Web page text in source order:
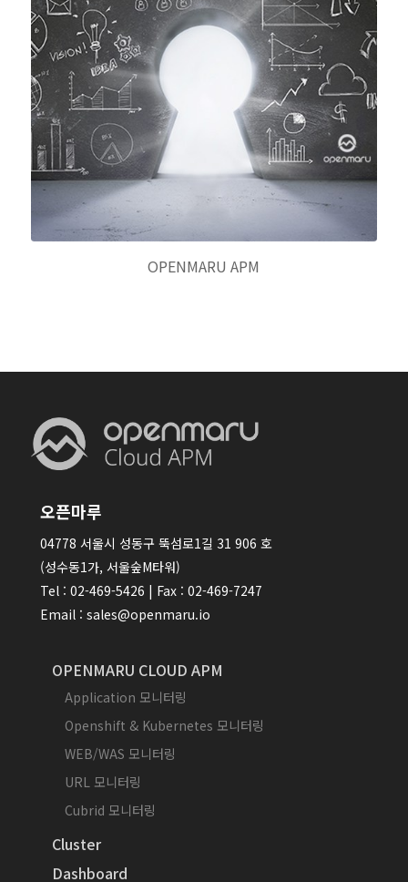
OPENMARU APM
오픈마루
04778 서울시 성동구 뚝섬로1길 31 906 호
(성수동1가, 서울숲M타워)
Tel : 02-469-5426 | Fax : 02-469-7247
Email : sales@openmaru.io
OPENMARU CLOUD APM
Application 모니터링
Openshift & Kubernetes 모니터링
WEB/WAS 모니터링
URL 모니터링
Cubrid 모니터링
Cluster
Dashboard